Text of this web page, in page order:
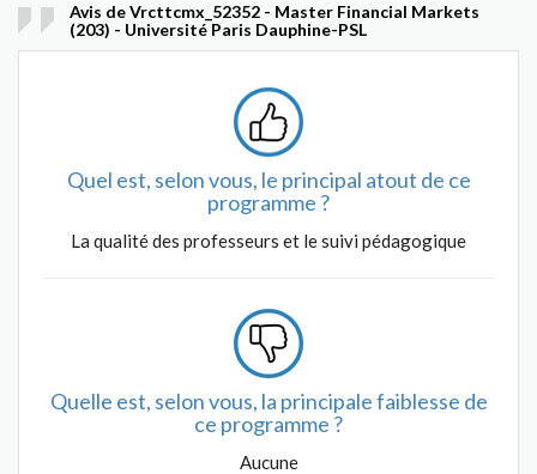
Avis de Vrcttcmx_52352 - Master Financial Markets
(203) - Université Paris Dauphine-PSL
Quel est, selon vous, le principal atout de ce
programme ?
La qualité des professeurs et le suivi pédagogique
Quelle est, selon vous, la principale faiblesse de
ce programme ?
Aucune